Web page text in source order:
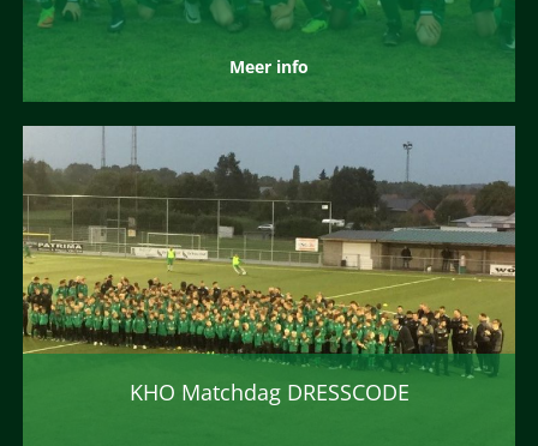
Meer info
KHO Matchdag DRESSCODE